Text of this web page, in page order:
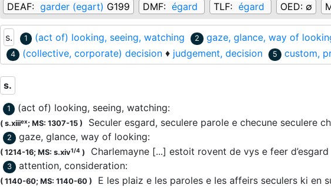
DEAF: garder (egart) G199 DMF: égard TLF: égard OED: ∅
s. 1 (act of) looking, seeing, watching 2 gaze, glance, way of
4 (collective, corporate) decision ♦ judgement, decision 5 custom,
s.
1 (act of) looking, seeing, watching:
( s.xiiiex; MS: 1307-15 ) Seculer esgard, seculere parole e checune seculere
2 gaze, glance, way of looking:
( 1214-16; MS: s.xiv1/4 ) Charlemayne [...] estoit rovent de vys e feer d’esgard
3 attention, consideration:
( 1140-60; MS: 1140-60 )
E les plaiz e les paroles e les affeirs seculers ki en